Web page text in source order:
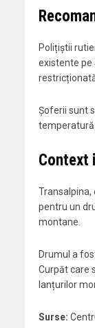
Polițiștii
existente pe
Șoferii sunt
temperatură
Transalpina,
pentru un
montane.
Drumul a
Curpăt care
lanțurilor
Surse: